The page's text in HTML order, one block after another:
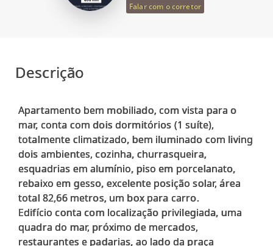
Falar com o corretor
Descrição
Apartamento bem mobiliado, com vista para o
mar, conta com dois dormitórios (1 suíte),
totalmente climatizado, bem iluminado com living
dois ambientes, cozinha, churrasqueira,
esquadrias em alumínio, piso em porcelanato,
rebaixo em gesso, excelente posição solar, área
total 82,66 metros, um box para carro.
Edifício conta com localização privilegiada, uma
quadra do mar, próximo de mercados,
restaurantes e padarias, ao lado da praça